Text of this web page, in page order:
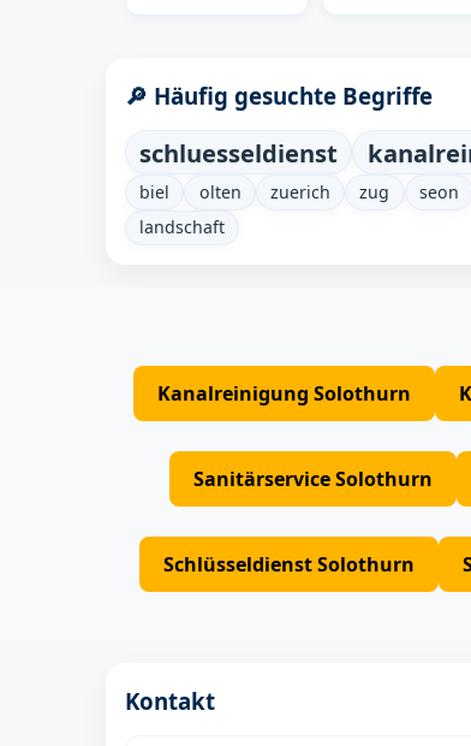
🔎 Häufig gesuchte Begriffe
schluesseldienst
biel
olten zuerich zug seon
landschaft
Kanalreinigung Solothurn
Sanitärservice Solothurn
Schlüsseldienst Solothurn
Kontakt